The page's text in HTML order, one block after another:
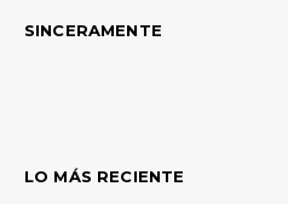
SINCERAMENTE
LO MÁS RECIENTE